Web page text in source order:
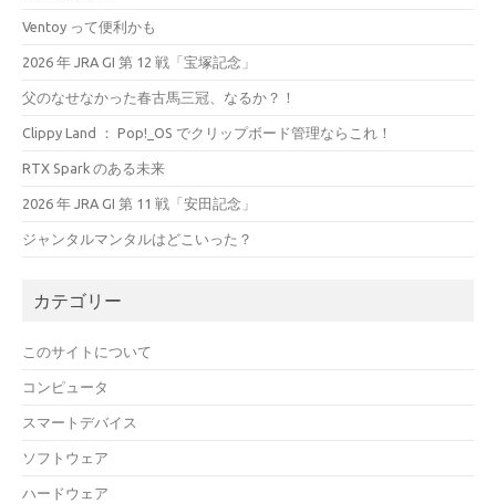
Ventoy って便利かも
2026 年 JRA GI 第 12 戦「宝塚記念」
父のなせなかった春古馬三冠、なるか？！
Clippy Land ： Pop!_OS でクリップボード管理ならこれ！
RTX Spark のある未来
2026 年 JRA GI 第 11 戦「安田記念」
ジャンタルマンタルはどこいった？
カテゴリー
このサイトについて
コンピュータ
スマートデバイス
ソフトウェア
ハードウェア